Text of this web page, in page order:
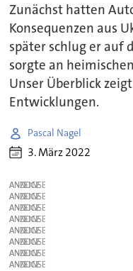
Zunächst hatten
Konsequenzen aus
später schlug er auf
sorgte an
Unser Überblick
Entwicklungen.
Pascal Nagel
3. März 2022
ANZEIGE
ANZEIGE
ANZEIGE
ANZEIGE
ANZEIGE
ANZEIGE
ANZEIGE
ANZEIGE